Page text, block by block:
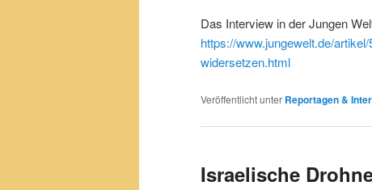
Das Interview in der Jungen
https://www.jungewelt.de/
widersetzen.html
Veröffentlicht unter Reportagen &
Israelische